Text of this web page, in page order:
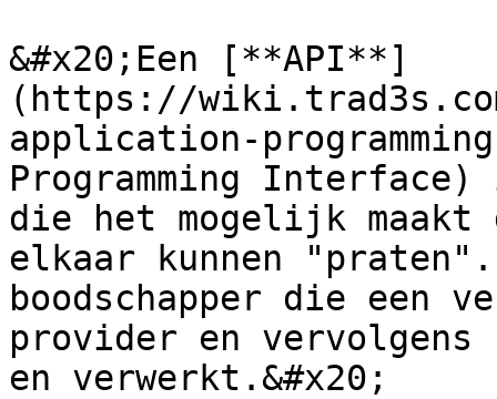
&#x20;Een [**API**]
(https://
application-
Programming
die het mogelijk
elkaar kunnen "praten".
boodschapper die een
provider en vervolgens
en verwerkt.&#x20;